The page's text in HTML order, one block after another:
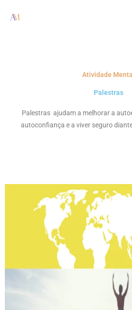
para
Atividade Mental
Palestras
Palestras ajudam a melhorar a
autoconfiança e a viver seguro